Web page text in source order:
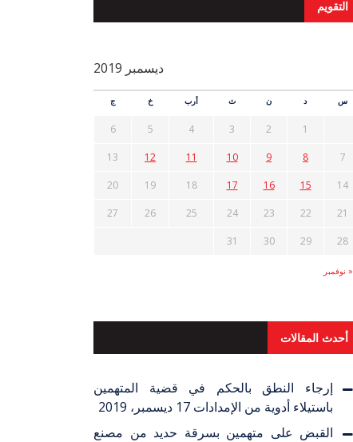
التقويم
ديسمبر 2019
س د ن ث أرب خ ج
« نوفمبر
1
2
3
4
5
6
7
8
9
10
11
12
13
14
15
16
17
18
19
20
21
22
23
24
25
26
27
28
29
30
31
أحدث المقالات
إرجاء النطق بالحكم في قضية المتهمين
باستيلاء أدوية من الإمدادات 17 ديسمبر، 2019
القبض على متهمين بسرقة حديد من مصنع